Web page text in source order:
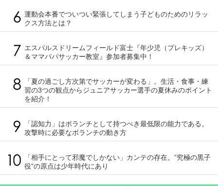
運動会本番でついつい緊張してしまう子どものためのリラッ
クス方法とは？
エスパルスドリームフィールド富士『年少児（プレキッズ）
＆ママパパサッカー教室』参加者募集中！
「夏の過ごし方次第でサッカーが変わる」。生活・食事・練
習の3つの観点からジュニアサッカー選手の夏休みのポイント
を紹介！
「認知力」はボランチとして持つべき最低限の能力である。
攻撃時に必要なボランチの動き方
「相手にとって邪魔でしかない」カンテの存在。”究極の黒子
役”の原点は少年時代にあり